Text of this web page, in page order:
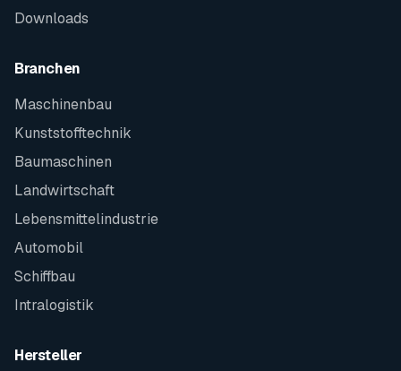
Downloads
Branchen
Maschinenbau
Kunststofftechnik
Baumaschinen
Landwirtschaft
Lebensmittelindustrie
Automobil
Schiffbau
Intralogistik
Hersteller